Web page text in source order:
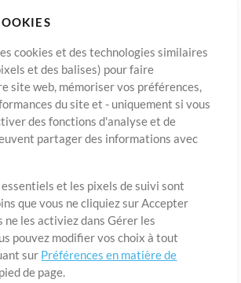
cookies et des technologies similaires
et des balises) pour faire
site web, mémoriser vos préférences,
du site et - uniquement si vous
des fonctions d'analyse et de
partager des informations avec
essentiels et les pixels de suivi sont
que vous ne cliquiez sur Accepter
ne les activiez dans Gérer les
pouvez modifier vos choix à tout
sur Préférences en matière de
de page.
Langue